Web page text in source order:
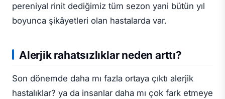
pereniyal rinit dediğimiz tüm sezon yani bütün yıl
boyunca şikâyetleri olan hastalarda var.
Alerjik rahatsızlıklar neden arttı?
Son dönemde daha mı fazla ortaya çıktı alerjik
hastalıklar? ya da insanlar daha mı çok fark etmeye